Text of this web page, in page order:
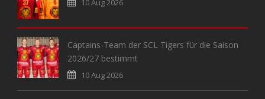
10 Aug 2026
Captains-Team der SCL Tigers für die Saison
2026/27 bestimmt
10 Aug 2026